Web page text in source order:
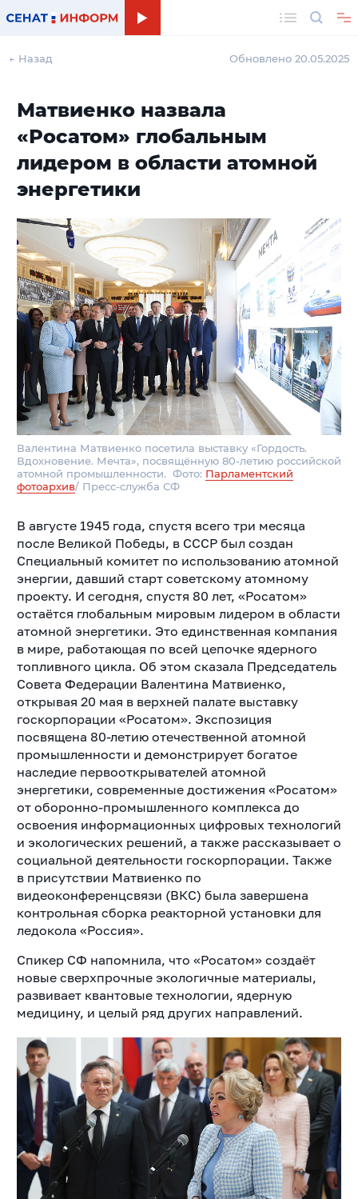
← Назад Обновлено 20.05.2025
Матвиенко назвала
«Росатом» глобальным
лидером в области атомной
энергетики
Валентина Матвиенко посетила выставку «Гордость.
Вдохновение. Мечта», посвящённую 80-летию российской
атомной промышленности. Фото: Парламентский
фотоархив/ Пресс-служба СФ
В августе 1945 года, спустя всего три месяца
после Великой Победы, в СССР был создан
Специальный комитет по использованию атомной
энергии, давший старт советскому атомному
проекту. И сегодня, спустя 80 лет, «Росатом»
остаётся глобальным мировым лидером в области
атомной энергетики. Это единственная компания
в мире, работающая по всей цепочке ядерного
топливного цикла. Об этом сказала Председатель
Совета Федерации Валентина Матвиенко,
открывая 20 мая в верхней палате выставку
госкорпорации «Росатом». Экспозиция
посвящена 80-летию отечественной атомной
промышленности и демонстрирует богатое
наследие первооткрывателей атомной
энергетики, современные достижения «Росатом»
от оборонно-промышленного комплекса до
освоения информационных цифровых технологий
и экологических решений, а также рассказывает о
социальной деятельности госкорпорации. Также
в присутствии Матвиенко по
видеоконференцсвязи (ВКС) была завершена
контрольная сборка реакторной установки для
ледокола «Россия».
Спикер СФ напомнила, что «Росатом» создаёт
новые сверхпрочные экологичные материалы,
развивает квантовые технологии, ядерную
медицину, и целый ряд других направлений.